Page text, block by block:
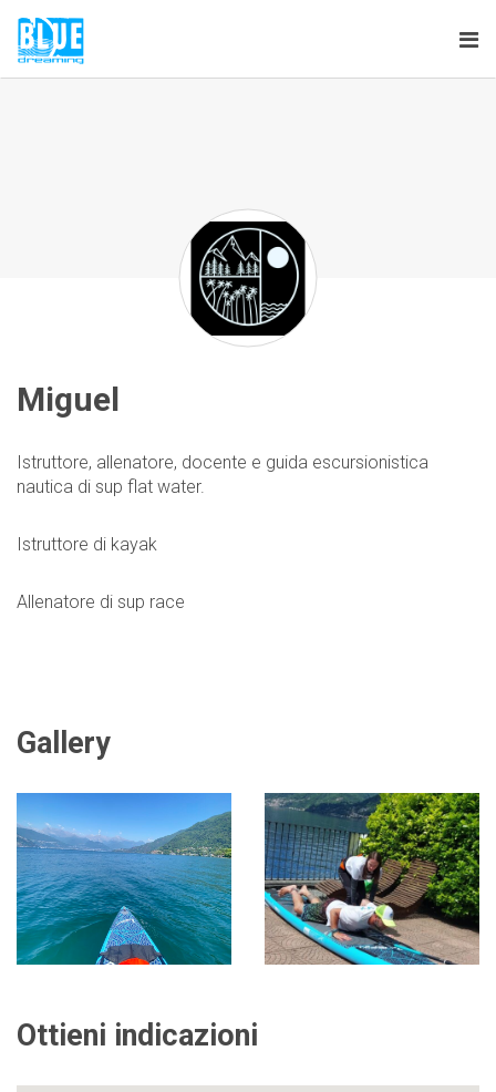
Miguel
Istruttore, allenatore, docente e guida escursionistica
nautica di sup flat water.
Istruttore di kayak
Allenatore di sup race
Gallery
Ottieni indicazioni